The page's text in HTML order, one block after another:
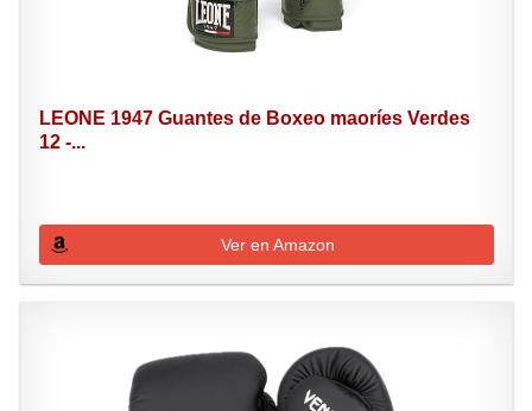
LEONE 1947 Guantes de Boxeo maoríes Verdes
12 -...
Ver en Amazon